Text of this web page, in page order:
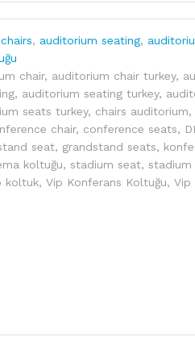
, auditorium seating,
chair, auditorium chair turkey,
, auditorium seating turkey,
seats turkey, chairs auditorium,
chair, conference seats,
seat, grandstand seats,
koltuğu,stadium seat,stadium
koltuk,Vip Konferans Koltuğu,Vip